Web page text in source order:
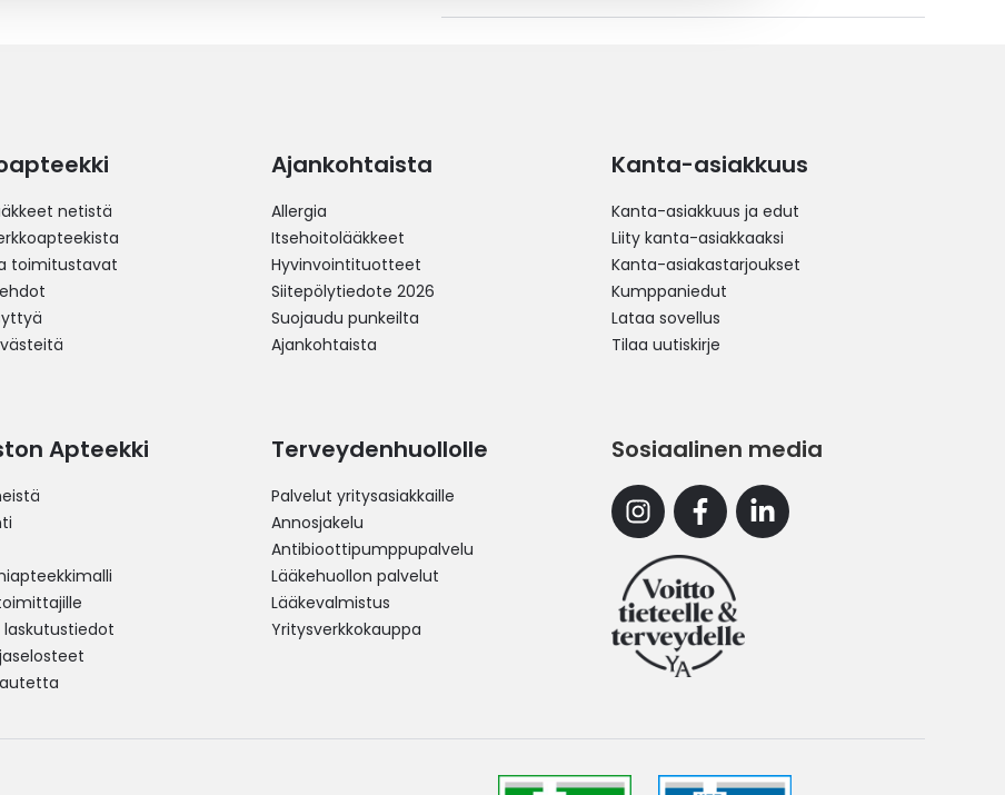
netistä
toimitustavat
Ajankohtaista
Allergia
Itsehoitolääkkeet
Hyvinvointituotteet
Siitepölytiedote 2026
Suojaudu punkeilta
Ajankohtaista
Kanta-asiakkuus
Kanta-asiakkuus ja edut
Liity kanta-asiakkaaksi
Kanta-asiakastarjoukset
Kumppaniedut
Lataa sovellus
Tilaa uutiskirje
Apteekki Terveydenhuollolle
Palvelut yritysasiakkaille
Annosjakelu
Antibioottipumppupalvelu
Lääkehuollon palvelut
Lääkevalmistus
Yritysverkkokauppa
Sosiaalinen media
InstagramFacebookLinkedin